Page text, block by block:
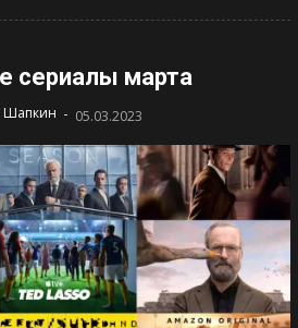
сериалы марта
Шапкин - 05.03.2023